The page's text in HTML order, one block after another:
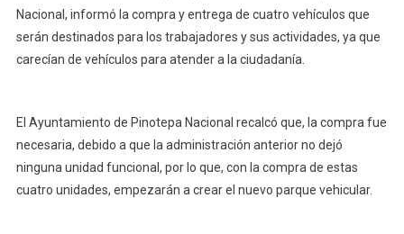
Nacional, informó la compra y entrega de cuatro vehículos que
serán destinados para los trabajadores y sus actividades, ya que
carecían de vehículos para atender a la ciudadanía.
El Ayuntamiento de Pinotepa Nacional recalcó que, la compra fue
necesaria, debido a que la administración anterior no dejó
ninguna unidad funcional, por lo que, con la compra de estas
cuatro unidades, empezarán a crear el nuevo parque vehicular.